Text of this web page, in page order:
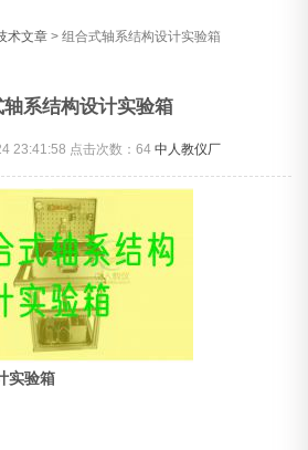
术文章 > 组合式轴系结构设计实验箱
系结构设计实验箱
23:41:58 点击次数：64中人教仪厂
实验箱